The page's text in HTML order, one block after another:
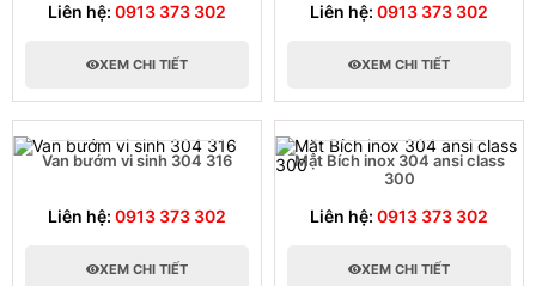
Liên hệ: 0913 373 302
XEM CHI TIẾT
Liên hệ: 0913 373 302
XEM CHI TIẾT
Van bướm vi sinh 304 316
Liên hệ: 0913 373 302
XEM CHI TIẾT
Mặt Bích inox 304 ansi class
300
Liên hệ: 0913 373 302
XEM CHI TIẾT